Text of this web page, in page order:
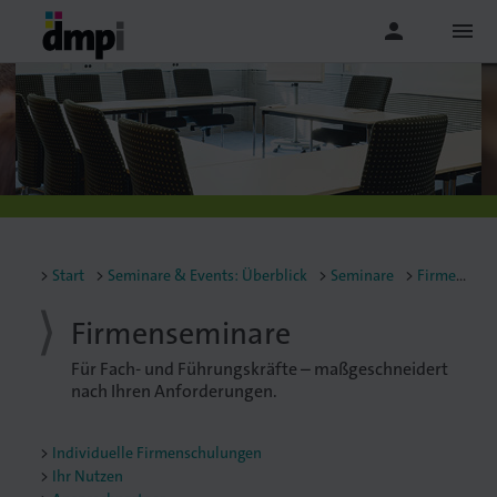
person menu
Start Seminare & Events: Überblick Seminare Firmenseminare
Firmenseminare
Für Fach- und Führungskräfte – maßgeschneidert
nach Ihren Anforderungen.
Individuelle Firmenschulungen
Ihr Nutzen